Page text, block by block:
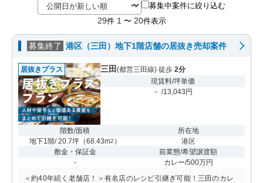
募集中案件に絞り込む
29件 1 〜 20件表示
募集終了 港区（三田）地下1階店舗の居抜き売却案件
居抜きプラス 三田 (都営三田線) 徒歩 2分
現賃料/坪単価
－ /13,043円
階数/面積
地下1階/ 20.7坪（68.43m2 ）
所在地
港区
敷金・保証金
-
前業態/希望譲渡額
カレー/500万円
＜約40年続く老舗店！＞有名店のレシピ引継ぎ可能！三田のカレ